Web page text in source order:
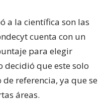
a la científica son las
cuenta con un
para elegir
decidió que este solo
referencia, ya que se
áreas.